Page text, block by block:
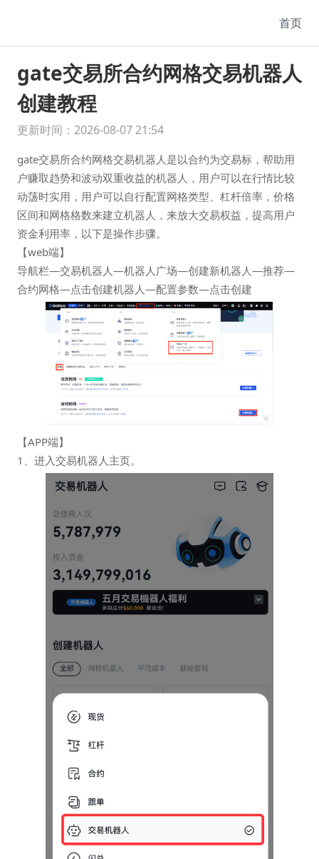
首页
gate交易所合约网格交易机器人
创建教程
更新时间：2026-08-07 21:54
gate交易所合约网格交易机器人是以合约为交易标，帮助用
户赚取趋势和波动双重收益的机器人，用户可以在行情比较
动荡时实用，用户可以自行配置网格类型、杠杆倍率，价格
区间和网格格数来建立机器人，来放大交易权益，提高用户
资金利用率，以下是操作步骤。
【web端】
导航栏—交易机器人—机器人广场—创建新机器人—推荐—
合约网格—点击创建机器人—配置参数—点击创建
【APP端】
1、进入交易机器人主页。